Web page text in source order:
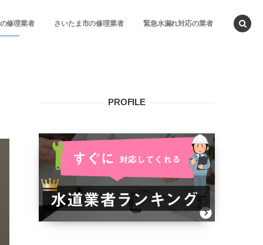
修理業者 さいたま市の修理業者 緊急水漏れ対応の業者
PROFILE